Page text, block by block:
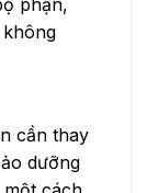
phận,
cần thay
dưỡng